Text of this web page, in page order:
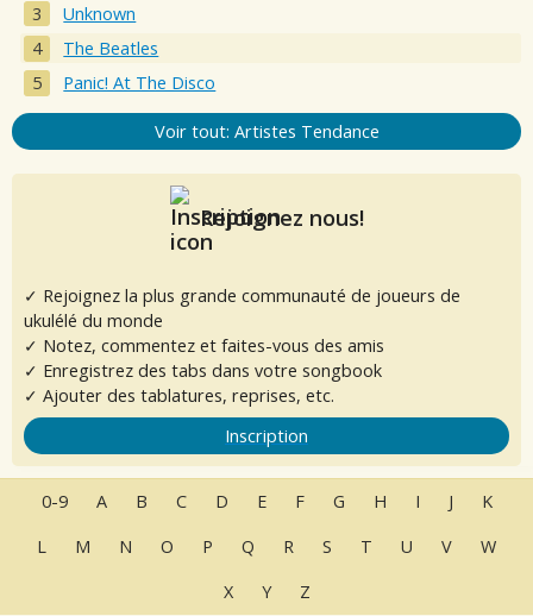
Unknown
The Beatles
Panic! At The Disco
Voir tout: Artistes Tendance
Rejoignez nous!
✓ Rejoignez la plus grande communauté de joueurs de
ukulélé du monde
✓ Notez, commentez et faites-vous des amis
✓ Enregistrez des tabs dans votre songbook
✓ Ajouter des tablatures, reprises, etc.
Inscription
0-9 A B C D E F G H I J
K
L
M N O P Q R S T U V
W
X
Y Z